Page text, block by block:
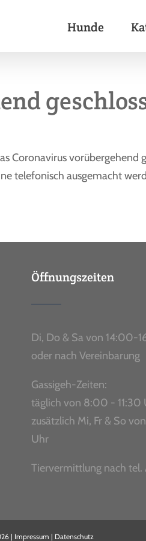
Hunde
vorübergehend
telefonisch ausgemacht
Öffnungszeiten
Di, Do & Sa von 14:00-
oder nach Vereinbarung
Gassigeh-Zeiten:
täglich von 8:00 - 11:30
zusätzlich Mi, Fr & So
Uhr
Tiervermittlung nach tel.
| Impressum | Datenschutz